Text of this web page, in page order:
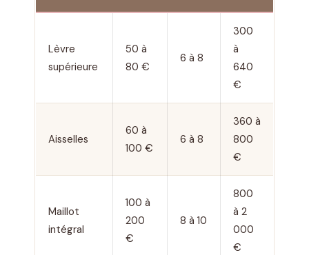
Lèvre
supérieure
50 à
80 €
6 à 8
300
à
640
€
Aisselles
60 à
100 €
6 à 8
360 à
800
€
Maillot
intégral
100 à
200
€
8 à 10
800
à 2
000
€